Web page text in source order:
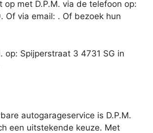
op met D.P.M. via de telefoon op:
Of via email: . Of bezoek hun
op: Spijperstraat 3 4731 SG in
autogarageservice is D.P.M.
een uitstekende keuze. Met